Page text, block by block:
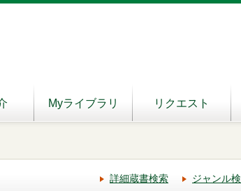
Myライブラリ リクエスト
詳細蔵書検索 ジャンル